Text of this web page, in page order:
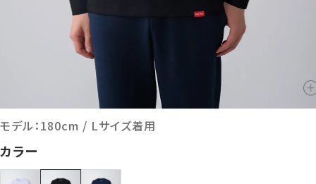
モデル：180cm / Lサイズ着用
カラー